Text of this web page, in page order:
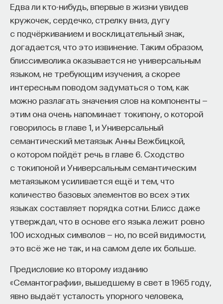
Едва ли кто-нибудь, впервые в жизни увидев
кружочек, сердечко, стрелку вниз, дугу
с подчёркиванием и восклицательный знак,
догадается, что это извинение. Таким образом,
блиссимволика оказывается не универсальным
языком, не требующим изучения, а скорее
интересным поводом задуматься о том, как
можно разлагать значения слов на компоненты —
этим она очень напоминает токипону, о которой
говорилось в главе 1, и Универсальный
семантический метаязык Анны Вежбицкой,
о котором пойдёт речь в главе 6. Сходство
с токипоной и Универсальным семантическим
метаязыком усиливается ещё и тем, что
количество базовых элементов во всех этих
языках составляет порядка сотни. Блисс даже
утверждал, что в основе его языка лежит ровно
100 исходных символов — но, по всей видимости,
это всё же не так, и на самом деле их больше.
Предисловие ко второму изданию
«Семантографии», вышедшему в свет в 1965 году,
явно выдаёт усталость упорного человека,